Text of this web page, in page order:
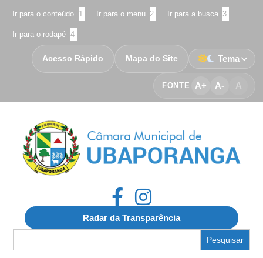
Ir para o conteúdo 1 Ir para o menu 2 Ir para a busca 3
Ir para o rodapé 4
FONTE A+ A- A
Acesso Rápido Mapa do Site Tema
Radar da Transparência
for: